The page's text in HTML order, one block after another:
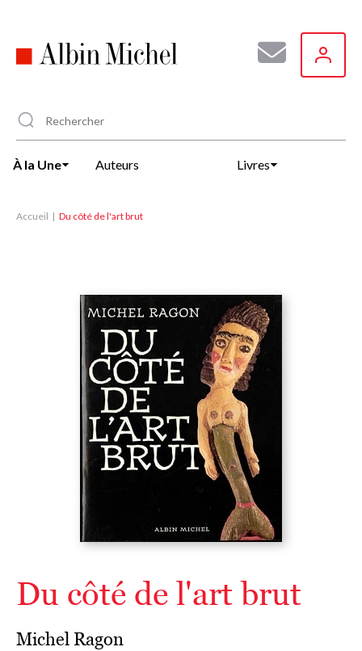
principal
À la Une Auteurs Livres
Accueil Du côté de l'art brut
Du côté de l'art brut
Michel Ragon